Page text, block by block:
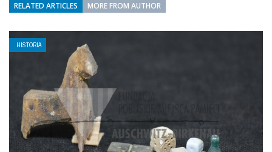
RELATED ARTICLES MORE FROM AUTHOR
HISTORIA